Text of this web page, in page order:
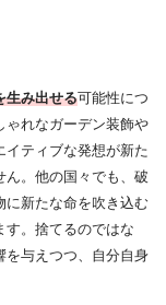
生み出せる可能性につ
ゃれなガーデン装飾や
イティブな発想が新た
ん。他の国々でも、破
に新たな命を吹き込む
す。捨てるのではな
を与えつつ、自分自身